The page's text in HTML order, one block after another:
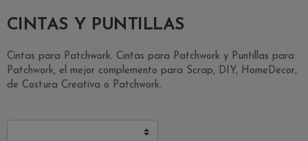
CINTAS Y PUNTILLAS
Cintas para Patchwork. Cintas para Patchwork y Puntillas para
Patchwork, el mejor complemento para Scrap, DIY, HomeDecor,
de Costura Creativa o Patchwork.